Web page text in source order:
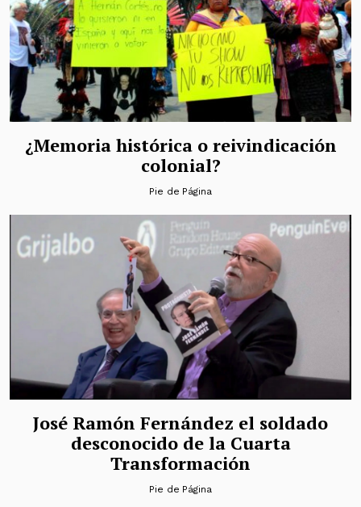
¿Memoria histórica o reivindicación
colonial?
Pie de Página
José Ramón Fernández el soldado
desconocido de la Cuarta
Transformación
Pie de Página